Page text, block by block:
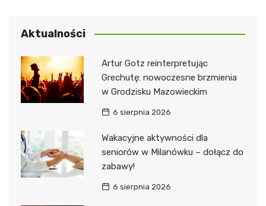
Aktualności
Artur Gotz reinterpretując
Grechutę: nowoczesne brzmienia
w Grodzisku Mazowieckim
6 sierpnia 2026
Wakacyjne aktywności dla
seniorów w Milanówku – dołącz do
zabawy!
6 sierpnia 2026